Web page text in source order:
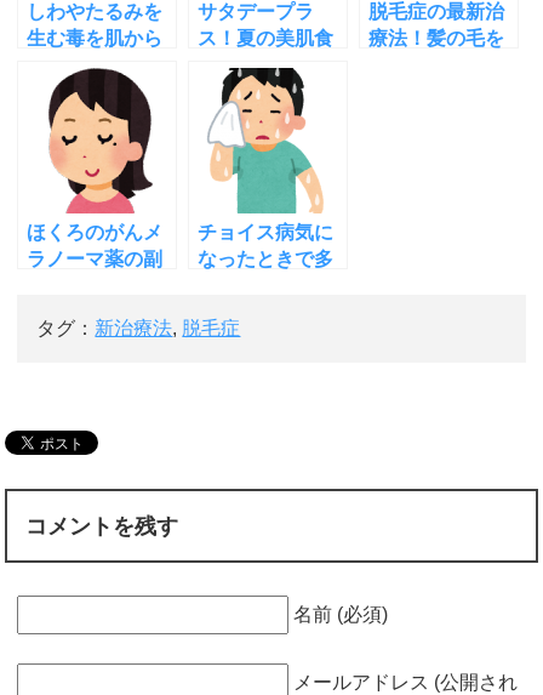
しわやたるみを
生む毒を肌から
追い出すシナモ
ン効果とは
サタデープラ
ス！夏の美肌食
材枝豆の栄養は
蒸し焼きで効果
アップ
脱毛症の最新治
療法！髪の毛を
ほくろのがんメ
ラノーマ薬の副
像で早期発見を
チョイス病気に
なったときで多
藤本智子さんが
紹介！
タグ： 新治療法, 脱毛症
コメントを残す
名前 (必須)
メールアドレス (公開され